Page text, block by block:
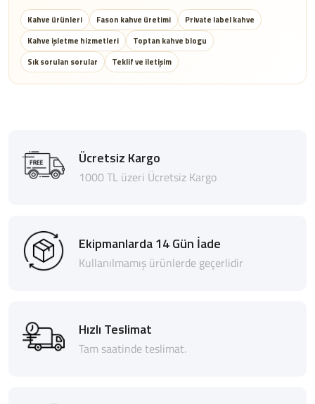
Kahve ürünleri Fason kahve üretimi
Private label kahve
Kahve işletme hizmetleri
Toptan kahve blogu
Sık sorulan sorular
Teklif ve iletişim
Ücretsiz Kargo
1000 TL üzeri Ücretsiz Kargo
Ekipmanlarda 14 Gün İade
Kullanılmamış ürünlerde geçerlidir
Hızlı Teslimat
Tam saatinde teslimat.